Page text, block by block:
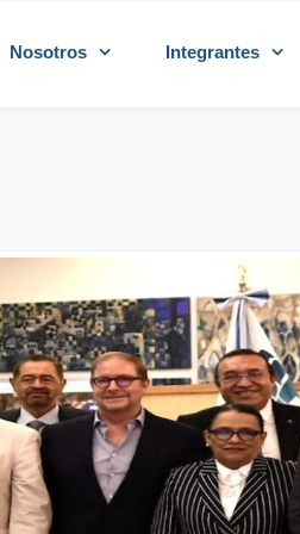
Nosotros Integrantes